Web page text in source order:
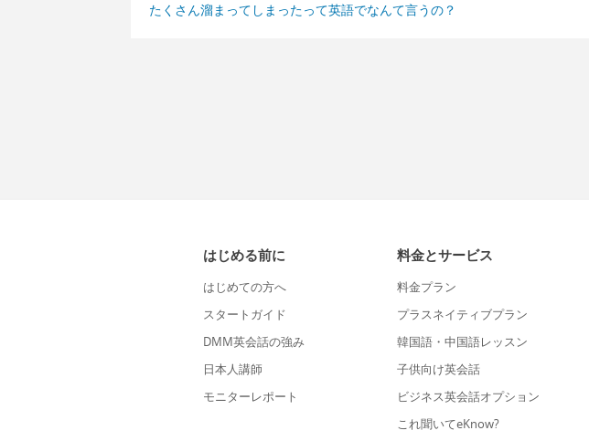
たくさん溜まってしまったって英語でなんて言うの？
はじめる前に
はじめての方へ
スタートガイド
DMM英会話の強み
日本人講師
モニターレポート
料金とサービス
料金プラン
プラスネイティブプラン
韓国語・中国語レッスン
子供向け英会話
ビジネス英会話オプション
これ聞いてeKnow?